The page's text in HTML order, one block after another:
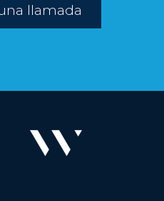
llamada